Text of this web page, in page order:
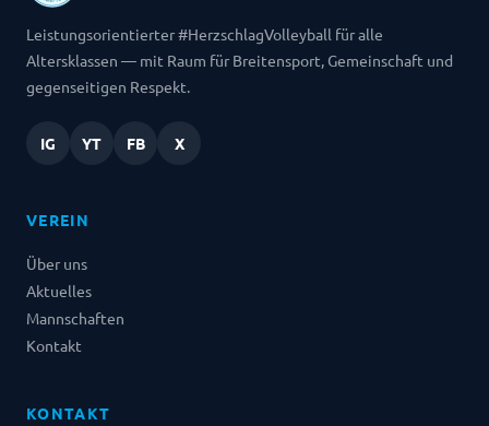
Leistungsorientierter #HerzschlagVolleyball für alle
Altersklassen — mit Raum für Breitensport, Gemeinschaft und
gegenseitigen Respekt.
IG YT FB X
VEREIN
Über uns
Aktuelles
Mannschaften
Kontakt
KONTAKT